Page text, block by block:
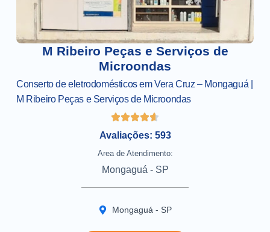
M Ribeiro Peças e Serviços de
Microondas
Conserto de eletrodomésticos em Vera Cruz – Mongaguá |
M Ribeiro Peças e Serviços de Microondas
Avaliações: 593
Area de Atendimento:
Mongaguá - SP
Mongaguá - SP